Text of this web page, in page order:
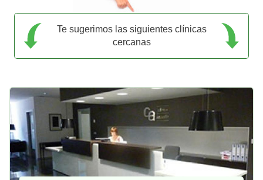
Te sugerimos las siguientes clínicas
cercanas